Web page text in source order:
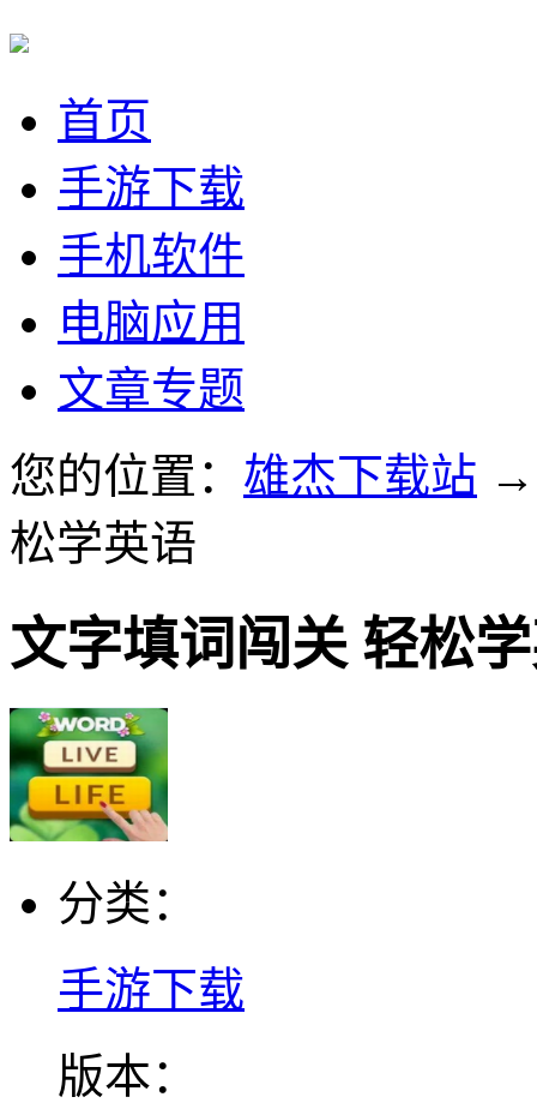
首页
手游下载
手机软件
电脑应用
文章专题
您的位置： 雄杰下载站
松学英语
文字填词闯关 轻松
分类：
手游下载
版本：